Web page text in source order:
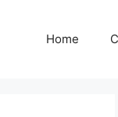
Home